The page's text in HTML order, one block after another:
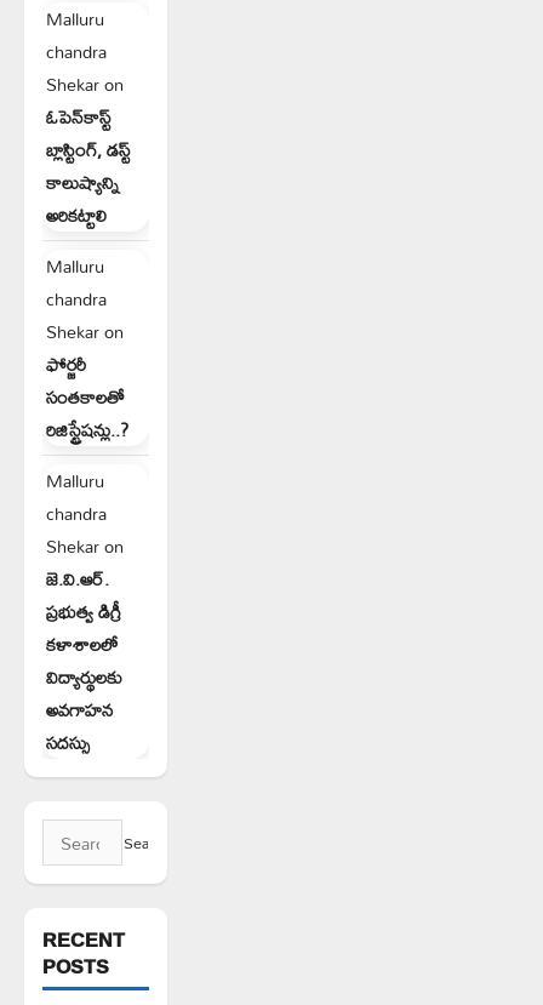
Malluru
chandra
Shekaron
ఓపెన్‌కాస్ట్
బ్లాస్టింగ్, డస్ట్
కాలుష్యాన్ని
అరికట్టాలి
Malluru
chandra
Shekaron
ఫోర్జరీ
సంతకాలతో
రిజిస్ట్రేషన్లు..?
Malluru
chandra
Shekaron
జె.వి.ఆర్.
ప్రభుత్వ డిగ్రీ
కళాశాలలో
విద్యార్థులకు
అవగాహన
సదస్సు
Search
for:
RECENT
POSTS